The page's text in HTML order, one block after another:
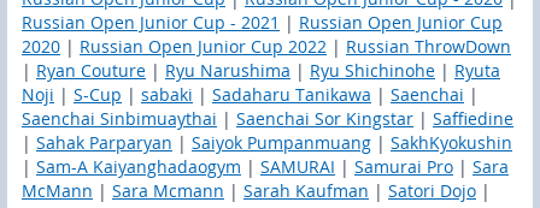
Russian Open Junior Cup - 2021 | Russian Open Junior Cup
2020 | Russian Open Junior Cup 2022 | Russian ThrowDown
| Ryan Couture | Ryu Narushima | Ryu Shichinohe | Ryuta
Noji | S-Cup | sabaki | Sadaharu Tanikawa | Saenchai |
Saenchai Sinbimuaythai | Saenchai Sor Kingstar | Saffiedine
| Sahak Parparyan | Saiyok Pumpanmuang | SakhKyokushin
| Sam-A Kaiyanghadaogym | SAMURAI | Samurai Pro | Sara
McMann | Sara Mcmann | Sarah Kaufman | Satori Dojo |